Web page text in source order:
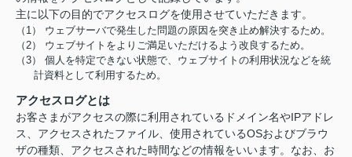
主に以下の目的でアクセスログを使用させていただきます。
（1） ウェブサーバで発生した問題の原因を突き止め解決するため。
（2） ウェブサイトをよりご満足いただけるよう改良するため。
（3） 個人を特定できない状態で、ウェブサイトの利用状況などを統
計資料として利用するため。
アクセスログとは
お客さまがアクセスの際に利用されているドメイン名やIPアドレ
ス、アクセスされたファイル、使用されているOSおよびブラウ
ザの種類、アクセスされた時間などの情報をいいます。なお、お